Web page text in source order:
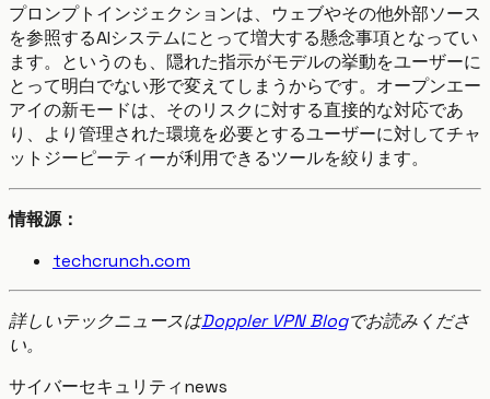
プロンプトインジェクションは、ウェブやその他外部ソース
を参照するAIシステムにとって増大する懸念事項となってい
ます。というのも、隠れた指示がモデルの挙動をユーザーに
とって明白でない形で変えてしまうからです。オープンエー
アイの新モードは、そのリスクに対する直接的な対応であ
り、より管理された環境を必要とするユーザーに対してチャ
ットジーピーティーが利用できるツールを絞ります。
情報源：
techcrunch.com
詳しいテックニュースはDoppler VPN Blogでお読みくださ
い。
サイバーセキュリティnews